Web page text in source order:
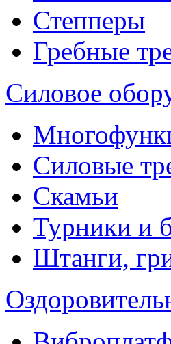
Степперы
Гребные
Силовое
Силовые
Скамьи
Турники и
Штанги,